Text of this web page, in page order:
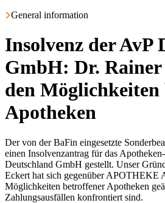
General information
Insolvenz der AvP
GmbH: Dr.
den
Apotheken
Der von der BaFin eingesetzte
einen Insolvenzantrag für das
Deutschland GmbH gestellt. Unser
Eckert hat sich gegenüber APOTHEKE
Möglichkeiten betroffener Apotheken
Zahlungsausfällen konfrontiert sind.